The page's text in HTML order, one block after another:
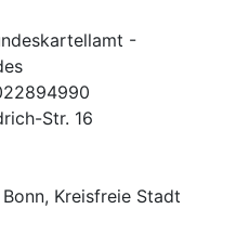
-
Str. 16
Bonn, Kreisfreie Stadt